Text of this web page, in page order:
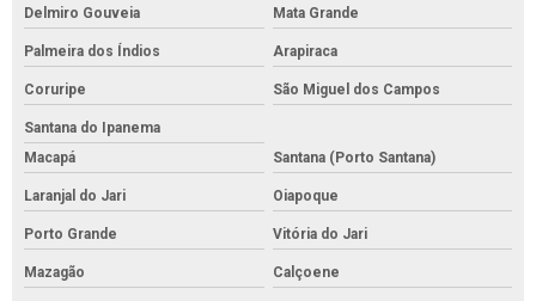
Delmiro Gouveia Mata Grande
Palmeira dos Índios Arapiraca
Coruripe São Miguel dos Campos
Santana do Ipanema
Macapá
Santana (Porto Santana)
Laranjal do Jari Oiapoque
Porto Grande Vitória do Jari
Mazagão Calçoene